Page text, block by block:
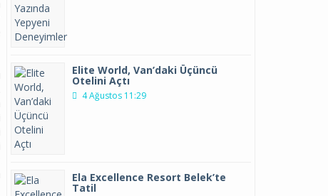
Elite World, Van’daki Üçüncü
Otelini Açtı
4 Ağustos 11:29
Ela Excellence Resort Belek’te
Tatil